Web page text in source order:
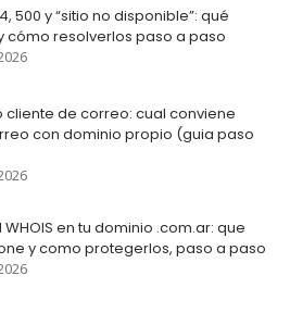
500 y “sitio no disponible”: qué
cómo resolverlos paso a paso
cliente de correo: cual conviene
con dominio propio (guia paso
en tu dominio .com.ar: que
y como protegerlos, paso a paso